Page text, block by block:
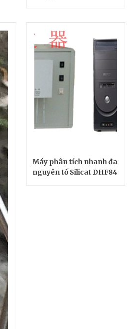
Máy phân tích nhanh đa
nguyên tố Silicat DHF84